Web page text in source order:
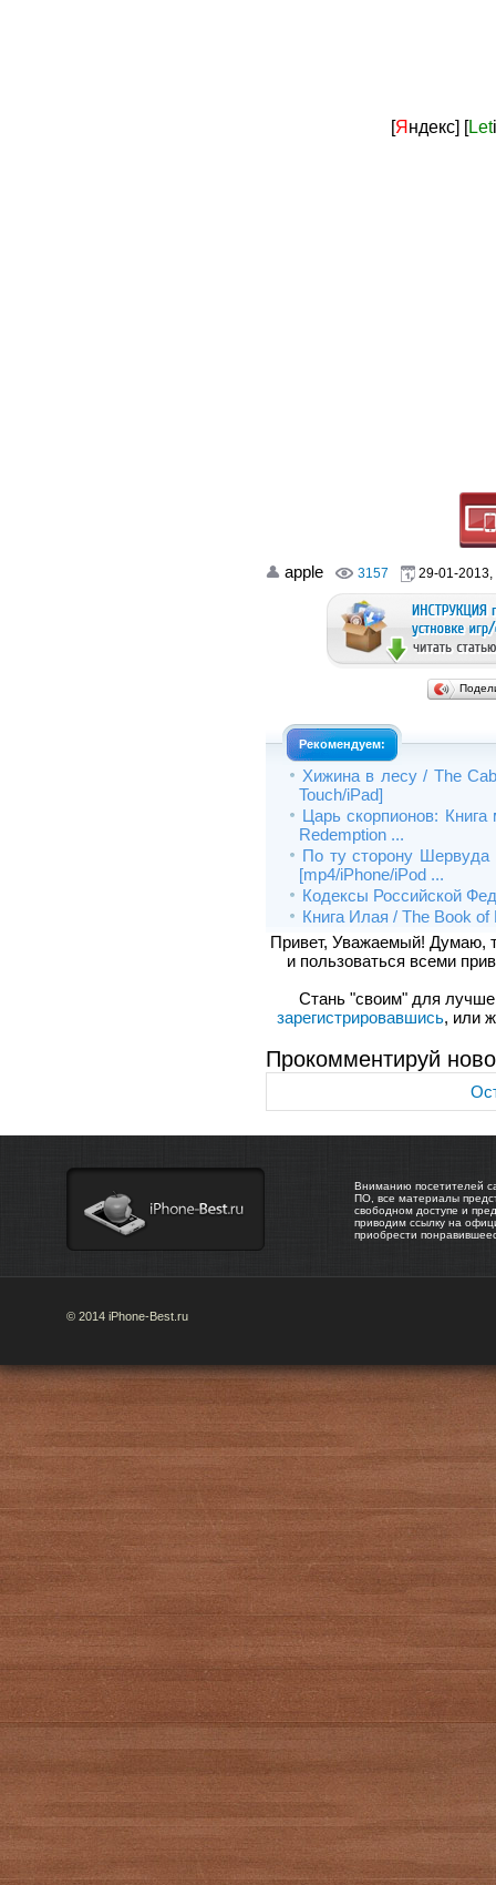
[Яндекс] [Let
apple 3157 29-01-2013,
Рекомендуем:
Хижина в лесу / The
Touch/iPad]
Царь скорпионов:
Redemption ...
По ту сторону Шервуда
[mp4/iPhone/iPod ...
Кодексы Российской
Книга Илая / The Book
Привет, Уважаемый! Думаю,
и пользоваться всеми
Стань "своим" для
зарегистрировавшись, или
Прокомментируй
Вниманию посетителей
ПО, все материалы
свободном доступе и
приводим ссылку на
приобрести
© 2014 iPhone-Best.ru